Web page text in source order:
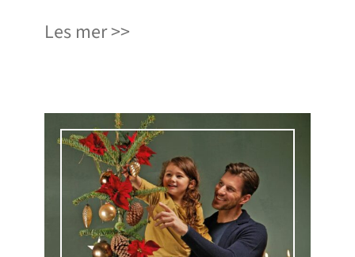
Les mer